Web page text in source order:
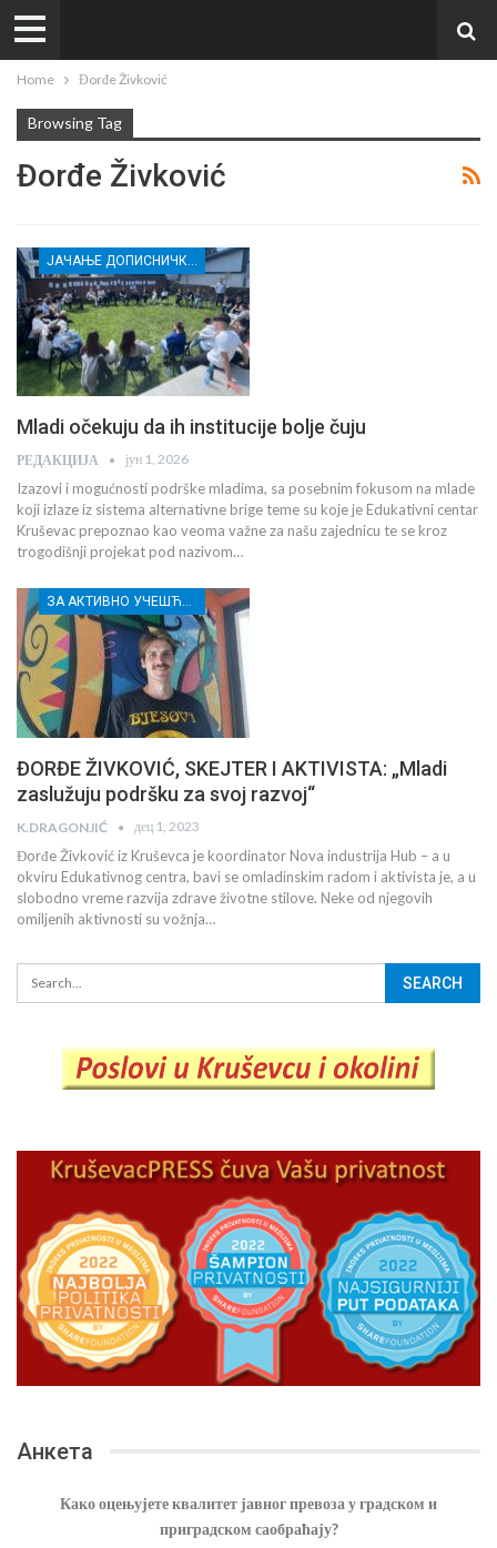
Home Đorđe Živković
Browsing Tag
Đorđe Živković
ЈАЧАЊЕ ДОПИСНИЧКЕ МРЕЖЕ НЕЗАВИСНИХ МЕДИЈА У РАСИНСКОМ ОКРУГУ
Mladi očekuju da ih institucije bolje čuju
РЕДАКЦИЈА јун 1, 2026
Izazovi i mogućnosti podrške mladima, sa posebnim fokusom na mlade
koji izlaze iz sistema alternativne brige teme su koje je Edukativni centar
Kruševac prepoznao kao veoma važne za našu zajednicu te se kroz
trogodišnji projekat pod nazivom…
ЗА АКТИВНО УЧЕШЋЕ МЛАДИХ РАСИНСКОГ ОКРУГА
ĐORĐE ŽIVKOVIĆ, SKEJTER I AKTIVISTA: „Mladi
zaslužuju podršku za svoj razvoj“
K.DRAGONJIĆ дец 1, 2023
Đorđe Živković iz Kruševca je koordinator Nova industrija Hub – a u
okviru Edukativnog centra, bavi se omladinskim radom i aktivista je, a u
slobodno vreme razvija zdrave životne stilove. Neke od njegovih
omiljenih aktivnosti su vožnja…
Анкета
Како оцењујете квалитет јавног превоза у градском и
приградском саобраћају?